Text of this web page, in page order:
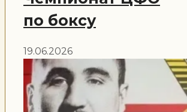
по боксу
19.06.2026